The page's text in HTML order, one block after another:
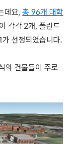
데요, 총 96개 대학
각각 2개, 폴란드
선정되었습니다.
의 건물들이 주로